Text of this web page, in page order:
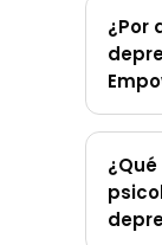
¿Por